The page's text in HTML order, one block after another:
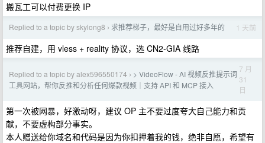
搬瓦工可以付费更换 IP
Replied to a topic by skylong8 › 求推荐梯子，最好是自用过好多年的 1 天前
推荐自建，用 vless + reality 协议，选 CN2-GIA 线路
Replied to a topic by alex596550174 › > VideoFlow - AI 视频反推提示词
工具网站，帮你反推和分析任何爆款视频｜支持 API 和 MCP 接入
7 月
31
日
第一次被网暴，好激动呀，建议 OP 主不要过度夸大自己能力和贡
献，不要虚构部分事实。
本人赠送给你域名和代码是因为你扣押着我的钱，绝非自愿，希望有